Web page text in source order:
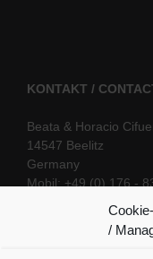
/
KONTAKT /
Beata & Horacio
14547 Beelitz
Germany
Mobil: +49 (0) 176 -